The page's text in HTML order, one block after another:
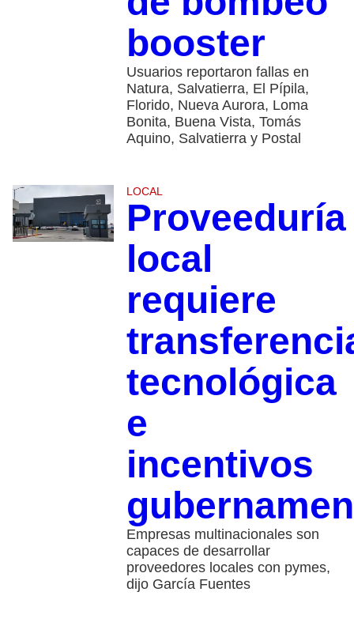
booster
Usuarios reportaron fallas en
Natura, Salvatierra, El Pípila,
Florido, Nueva Aurora, Loma
Bonita, Buena Vista, Tomás
Aquino, Salvatierra y Postal
LOCAL
Proveeduría
local
requiere
tecnológica
e
incentivos
Empresas multinacionales son
capaces de desarrollar
proveedores locales con pymes,
dijo García Fuentes